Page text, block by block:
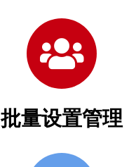
批量设置管理